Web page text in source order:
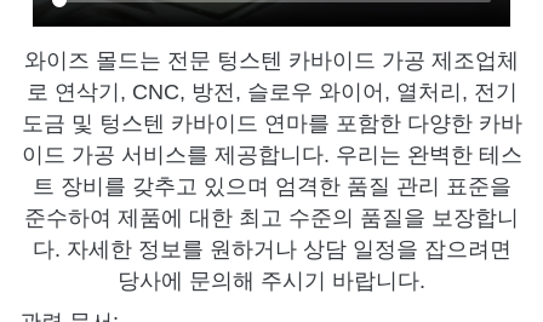
와이즈 몰드는 전문 텅스텐 카바이드 가공 제조업체
로 연삭기, CNC, 방전, 슬로우 와이어, 열처리, 전기
도금 및 텅스텐 카바이드 연마를 포함한 다양한 카바
이드 가공 서비스를 제공합니다. 우리는 완벽한 테스
트 장비를 갖추고 있으며 엄격한 품질 관리 표준을
준수하여 제품에 대한 최고 수준의 품질을 보장합니
다. 자세한 정보를 원하거나 상담 일정을 잡으려면
당사에 문의해 주시기 바랍니다.